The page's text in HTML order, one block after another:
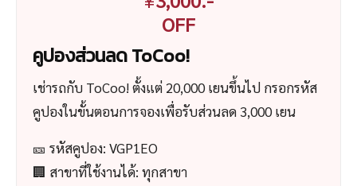
OFF
คูปองส่วนลด ToCoo!
เช่ารถกับ ToCoo! ตั้งแต่ 20,000 เยนขึ้นไป กรอกรหัส
คูปองในขั้นตอนการจองเพื่อรับส่วนลด 3,000 เยน
🎫 รหัสคูปอง: VGP1EO
🏢 สาขาที่ใช้งานได้: ทุกสาขา